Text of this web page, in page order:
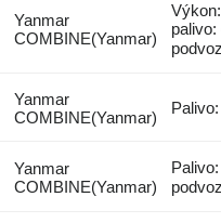
Yanmar
COMBINE(Yanmar)
Yanmar
COMBINE(Yanmar)
Yanmar
COMBINE(Yanmar)